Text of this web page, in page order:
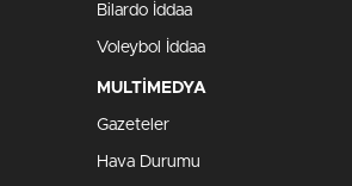
Bilardo İddaa
Voleybol İddaa
MULTİMEDYA
Gazeteler
Hava Durumu